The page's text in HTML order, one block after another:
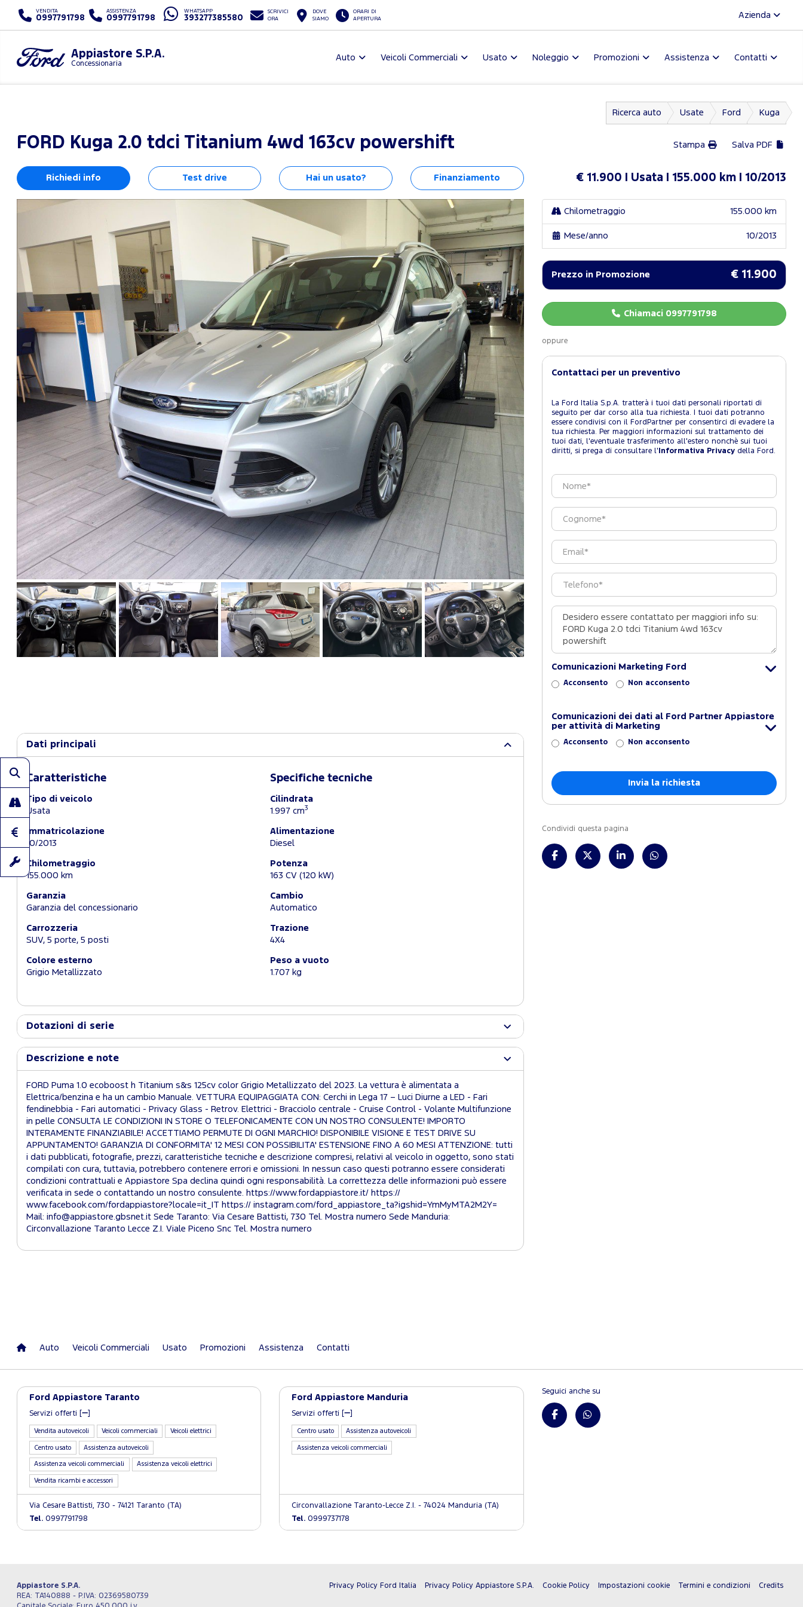
VENDITA
0997791798
ASSISTENZA
0997791798
WHATSAPP
393277385580
SCRIVICI
ORA
DOVE
SIAMO
ORARI DI
APERTURA
Azienda
Appiastore S.P.A.
Concessionaria
Auto Veicoli Commerciali Usato Noleggio Promozioni Assistenza Contatti
Ricerca auto Usate Ford Kuga
FORD Kuga 2.0 tdci Titanium 4wd 163cv powershift Stampa Salva PDF
Richiedi info Test drive Hai un usato? Finanziamento € 11.900 Usata 155.000 km 10/2013
Dati principali
Caratteristiche
Tipo di veicolo
Usata
Immatricolazione
10/2013
Chilometraggio
155.000 km
Garanzia
Garanzia del concessionario
Carrozzeria
SUV, 5 porte, 5 posti
Colore esterno
Grigio Metallizzato
Specifiche tecniche
Cilindrata
1.997 cm3
Alimentazione
Diesel
Potenza
163 CV (120 kW)
Cambio
Automatico
Trazione
4X4
Peso a vuoto
1.707 kg
Dotazioni di serie
Descrizione e note
FORD Puma 1.0 ecoboost h Titanium s&s 125cv color Grigio Metallizzato del 2023. La vettura è alimentata a
Elettrica/benzina e ha un cambio Manuale. VETTURA EQUIPAGGIATA CON: Cerchi in Lega 17 – Luci Diurne a LED - Fari
fendinebbia - Fari automatici - Privacy Glass - Retrov. Elettrici - Bracciolo centrale - Cruise Control - Volante Multifunzione
in pelle CONSULTA LE CONDIZIONI IN STORE O TELEFONICAMENTE CON UN NOSTRO CONSULENTE! IMPORTO
INTERAMENTE FINANZIABILE! ACCETTIAMO PERMUTE DI OGNI MARCHIO! DISPONIBILE VISIONE E TEST DRIVE SU
APPUNTAMENTO! GARANZIA DI CONFORMITA' 12 MESI CON POSSIBILITA' ESTENSIONE FINO A 60 MESI ATTENZIONE: tutti
i dati pubblicati, fotografie, prezzi, caratteristiche tecniche e descrizione compresi, relativi al veicolo in oggetto, sono stati
compilati con cura, tuttavia, potrebbero contenere errori e omissioni. In nessun caso questi potranno essere considerati
condizioni contrattuali e Appiastore Spa declina quindi ogni responsabilità. La correttezza delle informazioni può essere
verificata in sede o contattando un nostro consulente. https://www.fordappiastore.it/ https://
www.facebook.com/fordappiastore?locale=it_IT https:// instagram.com/ford_appiastore_ta?igshid=YmMyMTA2M2Y=
Mail: info@appiastore.gbsnet.it Sede Taranto: Via Cesare Battisti, 730 Tel. Mostra numero Sede Manduria:
Circonvallazione Taranto Lecce Z.I. Viale Piceno Snc Tel. Mostra numero
Chilometraggio 155.000 km
Mese/anno 10/2013
Prezzo in Promozione € 11.900
Chiamaci 0997791798
oppure
Contattaci per un preventivo
La Ford Italia S.p.A. tratterà i tuoi dati personali riportati di
seguito per dar corso alla tua richiesta. I tuoi dati potranno
essere condivisi con il FordPartner per consentirci di evadere la
tua richiesta. Per maggiori informazioni sul trattamento dei
tuoi dati, l'eventuale trasferimento all'estero nonchè sui tuoi
diritti, si prega di consultare l' Informativa Privacydella Ford.
Comunicazioni Marketing Ford
Acconsento Non acconsento
Comunicazioni dei dati al Ford Partner Appiastore
per attività di Marketing
Acconsento Non acconsento
Condividi questa pagina
Auto Veicoli Commerciali Usato Promozioni Assistenza Contatti
Ford Appiastore Taranto
Servizi offerti [
Vendita autoveicoli Veicoli commerciali Veicoli elettrici
Centro usato Assistenza autoveicoli
Assistenza veicoli commerciali Assistenza veicoli elettrici
Vendita ricambi e accessori
Via Cesare Battisti, 730 - 74121 Taranto (TA)
Tel. 0997791798
Ford Appiastore Manduria
Servizi offerti [
Centro usato Assistenza autoveicoli
Assistenza veicoli commerciali
Circonvallazione Taranto-Lecce Z.I. - 74024 Manduria (TA)
Tel. 0999737178
Seguici anche su
Appiastore S.P.A.
REA: TA140888 - P.IVA: 02369580739
Privacy Policy Ford Italia Privacy Policy Appiastore S.P.A. Cookie Policy Impostazioni cookie Termini e condizioni Credits